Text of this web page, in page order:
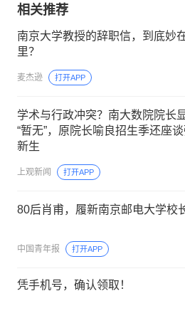
相关推荐
南京大学教授的辞职信，到底妙
里？
麦杰逊 打开APP
学术与行政冲突？南大数院院长
“暂无”，原院长喻良招生季还座
新生
上观新闻 打开APP
80后肖甫，履新南京邮电大学校
中国青年报 打开APP
凭手机号，确认领取！